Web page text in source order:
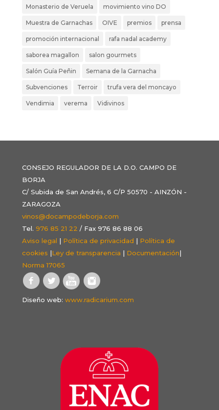
Monasterio de Veruela movimiento vino DO
Muestra de Garnachas OIVE premios prensa
promoción internacional rafa nadal academy
saborea magallon salon gourmets
Salón Guía Peñin Semana de la Garnacha
Subvenciones Terroir trufa vera del moncayo
Vendimia verema Vidivinos
CONSEJO REGULADOR DE LA D.O. CAMPO DE
BORJA
C/ Subida de San Andrés, 6 C/P 50570 - AINZÓN -
ZARAGOZA
vinos@docampodeborja.com
Tel. 976 85 21 22 / Fax 976 86 88 06
Aviso legal | Política de privacidad | Política de
cookies |Ley de transparencia | Documentación|
Norma 17065
Diseño web: www.radicarium.com